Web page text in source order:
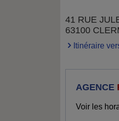
41 RUE
63100
Itinéraire
AGENCE
Voir les